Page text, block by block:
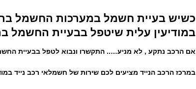
כשיש בעיית חשמל במערכות החשמל
במודיעין עלית שיטפל בבעיית החשמל
אם הרכב נתקע , לא מניע….. התקשרו ונבוא לטפל בבעיית
במרכז הרכב הנייד מציעים לכם שירות של חשמלאי רכב נייד